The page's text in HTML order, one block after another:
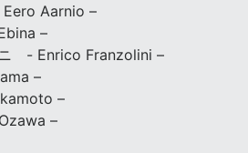
Aarnio –
–
ニ - Enrico Franzolini –
–
–
–